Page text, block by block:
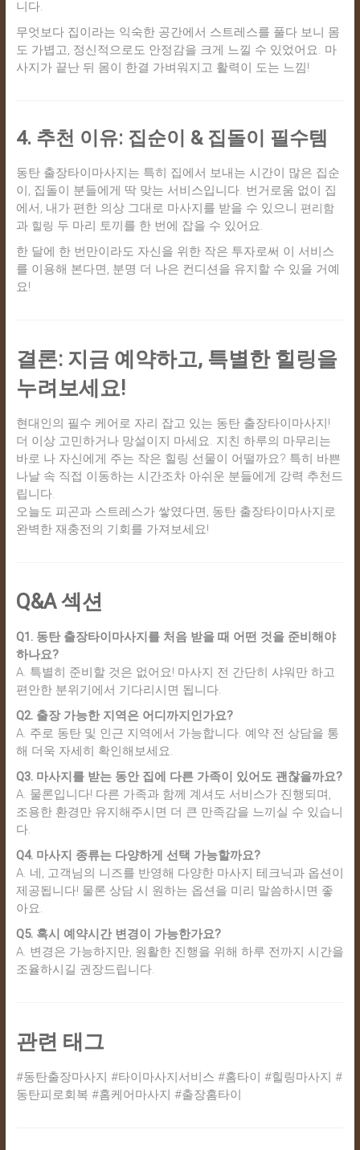
니다.
무엇보다 집이라는 익숙한 공간에서 스트레스를 풀다 보니 몸
도 가볍고, 정신적으로도 안정감을 크게 느낄 수 있었어요. 마
사지가 끝난 뒤 몸이 한결 가벼워지고 활력이 도는 느낌!
4. 추천 이유: 집순이 & 집돌이 필수템
동탄 출장타이마사지는 특히 집에서 보내는 시간이 많은 집순
이, 집돌이 분들에게 딱 맞는 서비스입니다. 번거로움 없이 집
에서, 내가 편한 의상 그대로 마사지를 받을 수 있으니 편리함
과 힐링 두 마리 토끼를 한 번에 잡을 수 있어요.
한 달에 한 번만이라도 자신을 위한 작은 투자로써 이 서비스
를 이용해 본다면, 분명 더 나은 컨디션을 유지할 수 있을 거예
요!
결론: 지금 예약하고, 특별한 힐링을
누려보세요!
현대인의 필수 케어로 자리 잡고 있는 동탄 출장타이마사지!
더 이상 고민하거나 망설이지 마세요. 지친 하루의 마무리는
바로 나 자신에게 주는 작은 힐링 선물이 어떨까요? 특히 바쁜
나날 속 직접 이동하는 시간조차 아쉬운 분들에게 강력 추천드
립니다.
오늘도 피곤과 스트레스가 쌓였다면, 동탄 출장타이마사지로
완벽한 재충전의 기회를 가져보세요!
Q&A 섹션
Q1. 동탄 출장타이마사지를 처음 받을 때 어떤 것을 준비해야
하나요?
A. 특별히 준비할 것은 없어요! 마사지 전 간단히 샤워만 하고
편안한 분위기에서 기다리시면 됩니다.
Q2. 출장 가능한 지역은 어디까지인가요?
A. 주로 동탄 및 인근 지역에서 가능합니다. 예약 전 상담을 통
해 더욱 자세히 확인해보세요.
Q3. 마사지를 받는 동안 집에 다른 가족이 있어도 괜찮을까요?
A. 물론입니다! 다른 가족과 함께 계셔도 서비스가 진행되며,
조용한 환경만 유지해주시면 더 큰 만족감을 느끼실 수 있습니
다.
Q4. 마사지 종류는 다양하게 선택 가능할까요?
A. 네, 고객님의 니즈를 반영해 다양한 마사지 테크닉과 옵션이
제공됩니다! 물론 상담 시 원하는 옵션을 미리 말씀하시면 좋
아요.
Q5. 혹시 예약시간 변경이 가능한가요?
A. 변경은 가능하지만, 원활한 진행을 위해 하루 전까지 시간을
조율하시길 권장드립니다.
관련 태그
#동탄출장마사지 #타이마사지서비스 #홈타이 #힐링마사지 #
동탄피로회복 #홈케어마사지 #출장홈타이